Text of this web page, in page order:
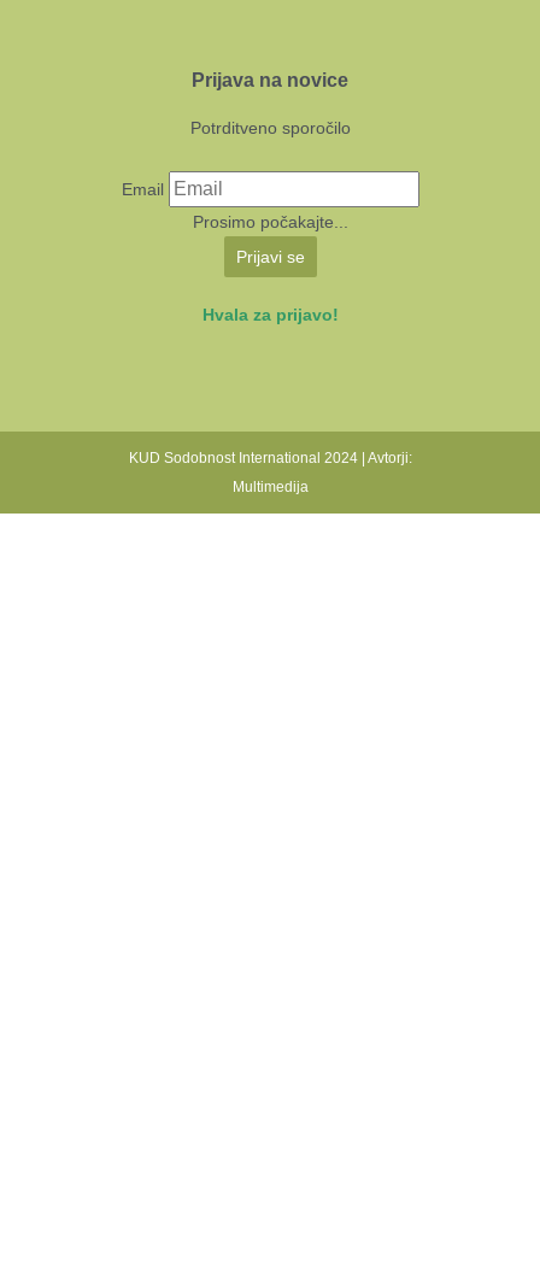
Prijava na novice
Potrditveno sporočilo
Email
Prosimo počakajte...
Prijavi se
Hvala za prijavo!
KUD Sodobnost International 2024 | Avtorji:
Multimedija